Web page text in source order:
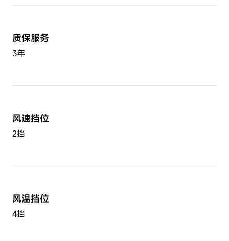
质保服务
3年
风速挡位
2挡
风温挡位
4挡